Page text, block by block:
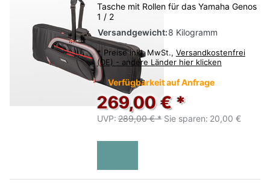
Tasche mit Rollen für das Yamaha Genos
1 / 2
Versandgewicht:8 Kilogramm
* Preise inkl. MwSt., Versandkostenfrei
(DE) - andere Länder hier klicken
Verfügbarkeit auf Anfrage
269,00 € *
UVP: 289,00 € * Sie sparen: 20,00 €